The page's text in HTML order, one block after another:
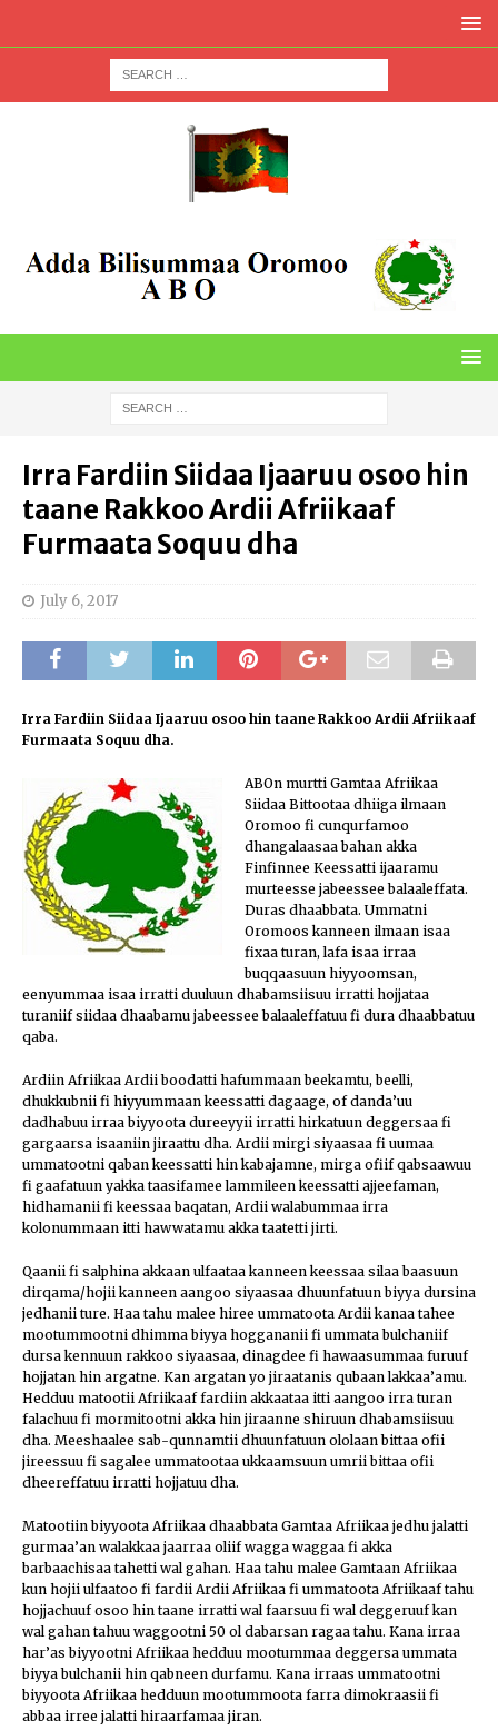
Irra Fardiin Siidaa Ijaaruu osoo hin
taane Rakkoo Ardii Afriikaaf
Furmaata Soquu dha
July 6, 2017
Irra Fardiin Siidaa Ijaaruu osoo hin taane Rakkoo Ardii Afriikaaf
Furmaata Soquu dha.
ABOn murtti Gamtaa Afriikaa
Siidaa Bittootaa dhiiga ilmaan
Oromoo fi cunqurfamoo
dhangalaasaa bahan akka
Finfinnee Keessatti ijaaramu
murteesse jabeessee balaaleffata.
Duras dhaabbata. Ummatni
Oromoos kanneen ilmaan isaa
fixaa turan, lafa isaa irraa
buqqaasuun hiyyoomsan,
eenyummaa isaa irratti duuluun dhabamsiisuu irratti hojjataa
turaniif siidaa dhaabamu jabeessee balaaleffatuu fi dura dhaabbatuu
qaba.
Ardiin Afriikaa Ardii boodatti hafummaan beekamtu, beelli,
dhukkubnii fi hiyyummaan keessatti dagaage, of danda’uu
dadhabuu irraa biyyoota dureeyyii irratti hirkatuun deggersaa fi
gargaarsa isaaniin jiraattu dha. Ardii mirgi siyaasaa fi uumaa
ummatootni qaban keessatti hin kabajamne, mirga ofiif qabsaawuu
fi gaafatuun yakka taasifamee lammileen keessatti ajjeefaman,
hidhamanii fi keessaa baqatan, Ardii walabummaa irra
kolonummaan itti hawwatamu akka taatetti jirti.
Qaanii fi salphina akkaan ulfaataa kanneen keessaa silaa baasuun
dirqama/hojii kanneen aangoo siyaasaa dhuunfatuun biyya dursina
jedhanii ture. Haa tahu malee hiree ummatoota Ardii kanaa tahee
mootummootni dhimma biyya hoggananii fi ummata bulchaniif
dursa kennuun rakkoo siyaasaa, dinagdee fi hawaasummaa furuuf
hojjatan hin argatne. Kan argatan yo jiraatanis qubaan lakkaa’amu.
Hedduu matootii Afriikaaf fardiin akkaataa itti aangoo irra turan
falachuu fi mormitootni akka hin jiraanne shiruun dhabamsiisuu
dha. Meeshaalee sab-qunnamtii dhuunfatuun ololaan bittaa ofii
jireessuu fi sagalee ummatootaa ukkaamsuun umrii bittaa ofii
dheereffatuu irratti hojjatuu dha.
Matootiin biyyoota Afriikaa dhaabbata Gamtaa Afriikaa jedhu jalatti
gurmaa’an walakkaa jaarraa oliif wagga waggaa fi akka
barbaachisaa tahetti wal gahan. Haa tahu malee Gamtaan Afriikaa
kun hojii ulfaatoo fi fardii Ardii Afriikaa fi ummatoota Afriikaaf tahu
hojjachuuf osoo hin taane irratti wal faarsuu fi wal deggeruuf kan
wal gahan tahuu waggootni 50 ol dabarsan ragaa tahu. Kana irraa
har’as biyyootni Afriikaa hedduu mootummaa deggersa ummata
biyya bulchanii hin qabneen durfamu. Kana irraas ummatootni
biyyoota Afriikaa hedduun mootummoota farra dimokraasii fi
abbaa irree jalatti hiraarfamaa jiran.